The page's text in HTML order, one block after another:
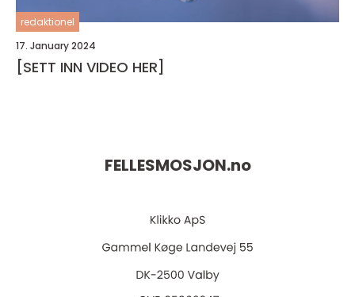
redaktionel
17. January 2024
[SETT INN VIDEO HER]
FELLESMOSJON.no